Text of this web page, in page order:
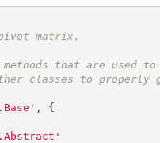
matrix.
that are used
classes to
' ,
{
'